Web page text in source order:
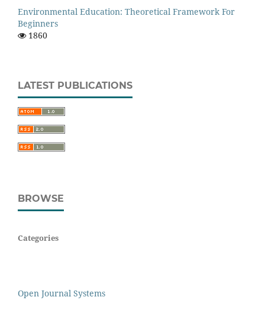
Environmental Education: Theoretical Framework For
Beginners
1860
LATEST PUBLICATIONS
BROWSE
Categories
Open Journal Systems